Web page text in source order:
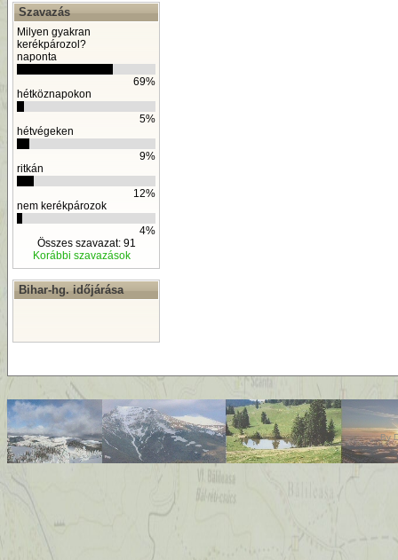
Szavazás
Milyen gyakran
kerékpározol?
naponta
69%
hétköznapokon
5%
hétvégeken
9%
ritkán
12%
nem kerékpározok
4%
Összes szavazat: 91
Korábbi szavazások
Bihar-hg. időjárása
By